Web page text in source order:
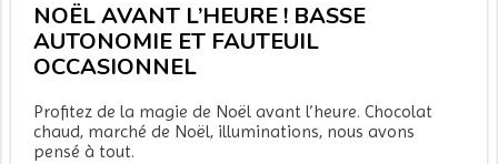
NOËL AVANT L’HEURE ! BASSE
AUTONOMIE ET FAUTEUIL
OCCASIONNEL
Profitez de la magie de Noël avant l’heure. Chocolat
chaud, marché de Noël, illuminations, nous avons
pensé à tout.